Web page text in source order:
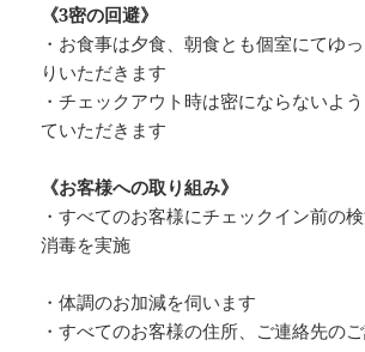
《3密の回避》
・お食事は夕食、朝食とも個室にてゆ
りいただきます
・チェックアウト時は密にならないよ
ていただきます
《お客様への取り組み》
・すべてのお客様にチェックイン前の
消毒を実施
・体調のお加減を伺います
・すべてのお客様の住所、ご連絡先の